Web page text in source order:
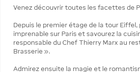
Venez découvrir toutes les facettes de
Depuis le premier étage de la tour Eiffel,
imprenable sur Paris et savourez la
responsable du Chef Thierry Marx au
Brasserie ».
Admirez ensuite la magie et le